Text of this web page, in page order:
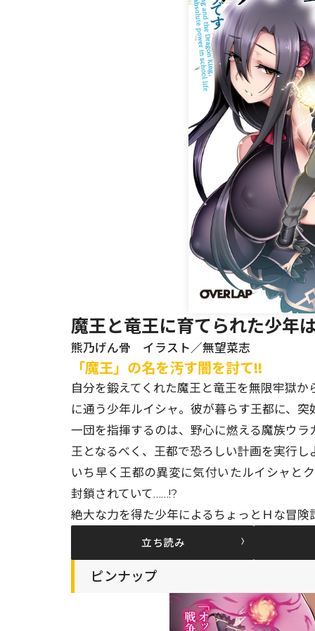
魔王と竜王に育てられた少年
熊乃げん骨 イラスト／無望菜志
「魔王」の名を汚す闇を討て!!
自分を鍛えてくれた魔王と竜王を無限牢獄
に通う少年ルイシャ。彼が暮らす王都に、
一団を指揮するのは、野心に燃える魔族ウ
王となるべく、王都で恐ろしい計画を実行し
いち早く王都の異変に気付いたルイシャと
封鎖されていて……!?
絶大な力を得た少年によるちょっとＨな冒険
立ち読み
ピンナップ